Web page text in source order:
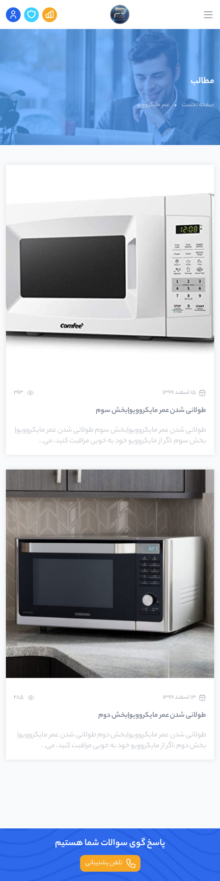
مطالب
صفحه نخست • عمر مایکروویو
۱۵ اسفند ۱۳۹۹
طولانی شدن عمر مایکروویو|بخش سوم
طولانی شدن عمر مایکروویو|بخش سوم طولانی شدن عمر مایکروویو|
بخش سوم ،اگر از مایکروویو خود به خوبی مراقبت کنید، می…
۱۳ اسفند ۱۳۹۹
طولانی شدن عمر مایکروویو|بخش دوم
طولانی شدن عمر مایکروویو|بخش دوم طولانی شدن عمر مایکروویو|
بخش دوم ،اگر از مایکروویو خود به خوبی مراقبت کنید، می…
پاسخ گوی سوالات شما هستیم
تلفن پشتیبانی